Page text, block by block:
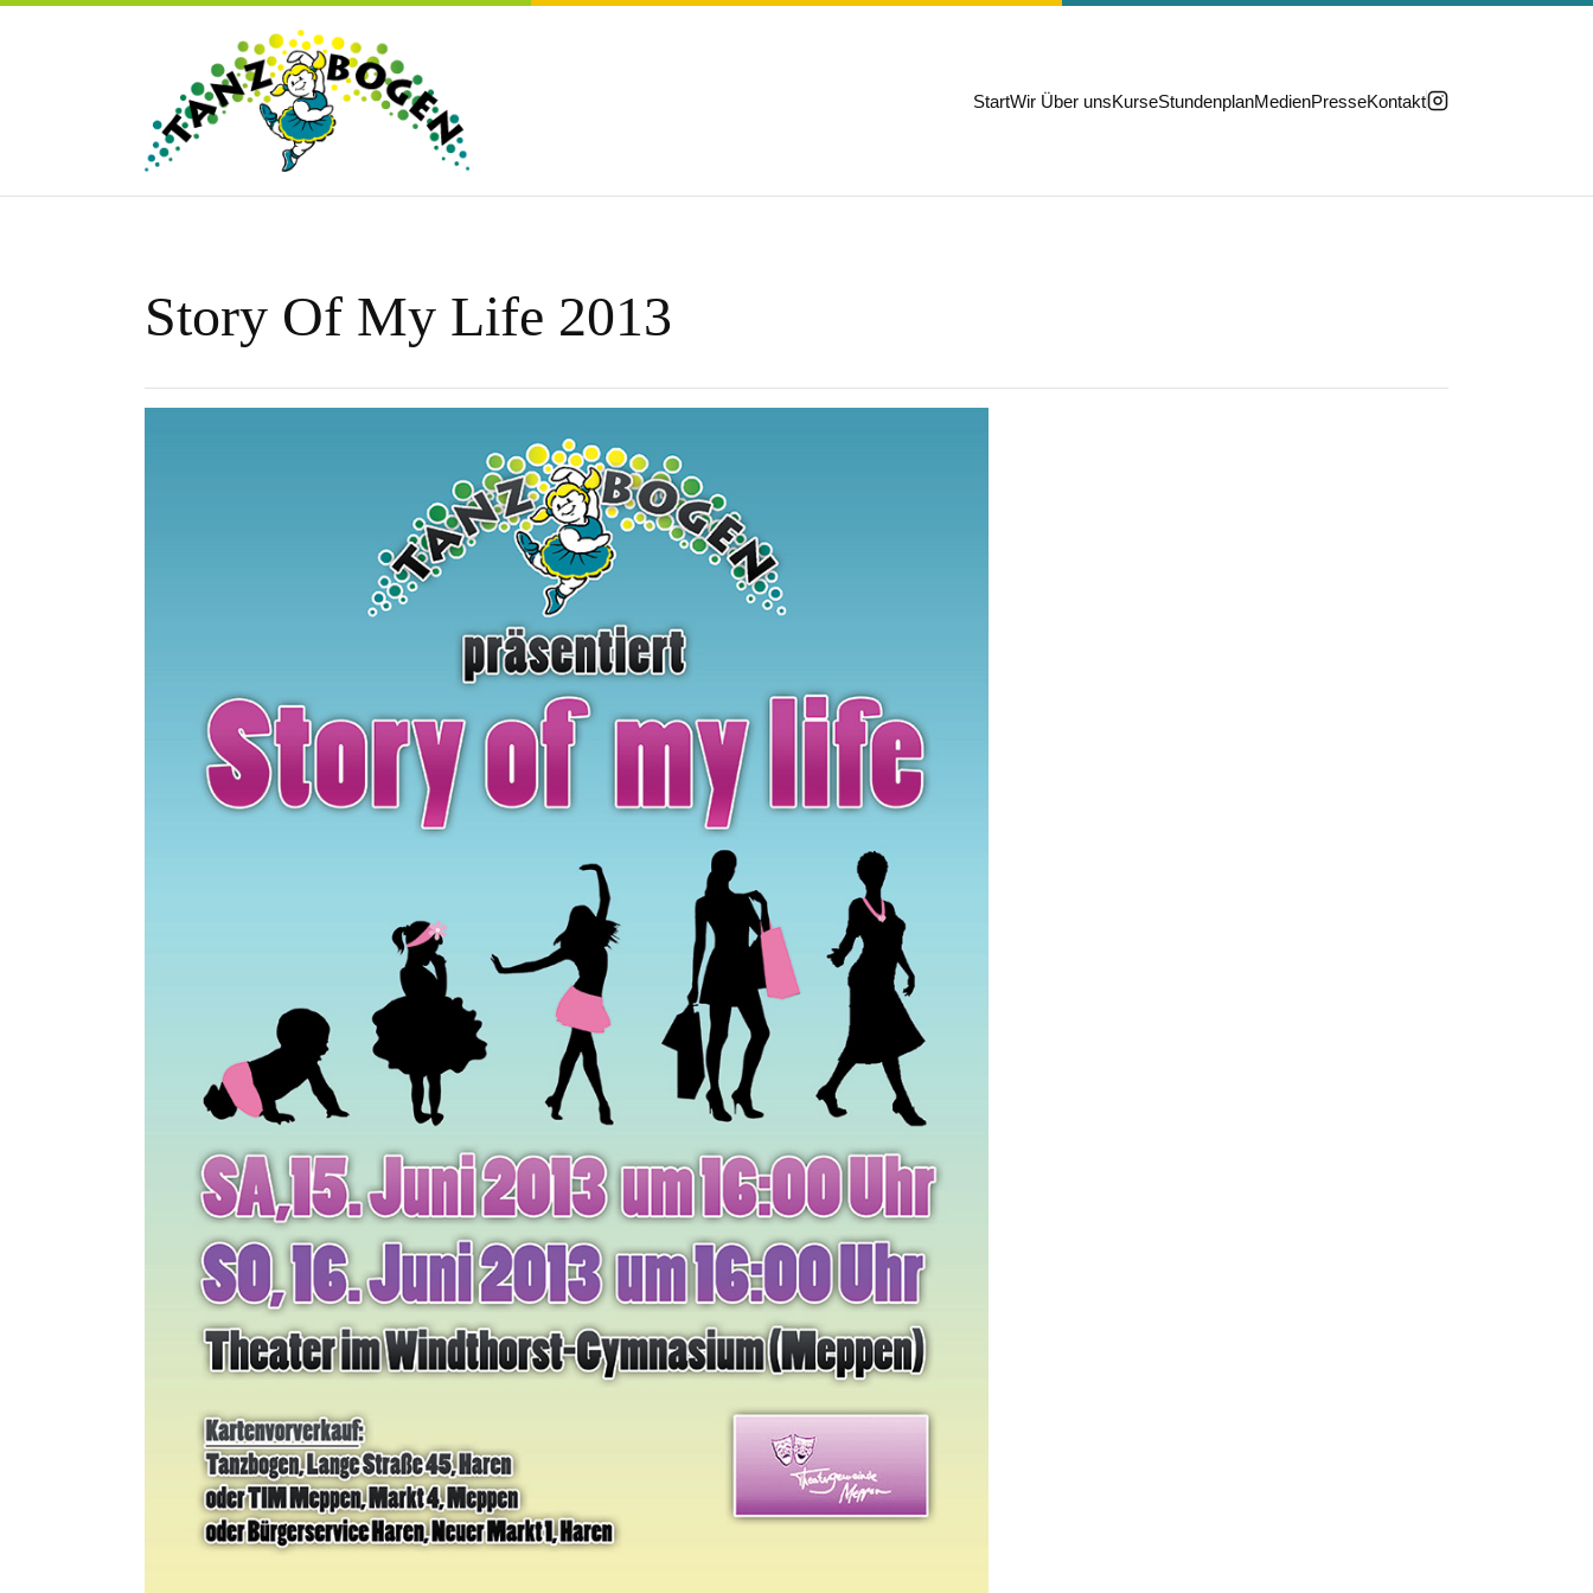
StartWir Über unsKurseStundenplanMedienPresseKontakt
Story Of My Life 2013